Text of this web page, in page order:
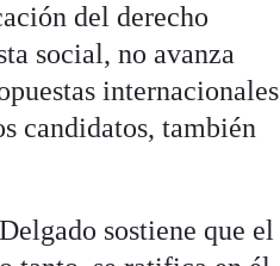
del derecho
social, no avanza
internacionales
candidatos, también
sostiene que el